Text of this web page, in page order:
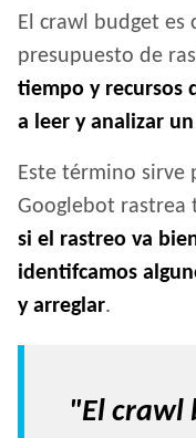
El crawl budget es
presupuesto de
tiempo y recursos
a leer y analizar
Este término sirve
Googlebot rastrea
si el rastreo va
identifcamos
y arreglar.
"El crawl